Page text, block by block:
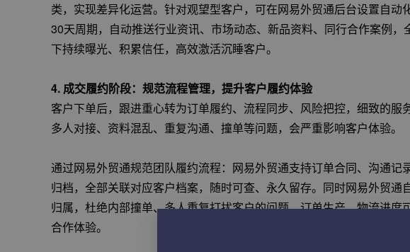
类，实现差异化运营。针对观望型客户，可在网易外贸通后台设置自动
30天周期，自动推送行业资讯、市场动态、新品资料、同行合作案例
下持续曝光、积累信任，高效激活沉睡客户。
4. 成交履约阶段：规范流程管理，提升客户履约体验
客户下单后，跟进重心转为订单履约、流程同步、风险把控，细致的服
多人对接、资料混乱、重复沟通、撞单等问题，会严重影响客户体验。
通过网易外贸通规范团队履约流程：网易外贸通支持订单合同、沟通
归档，全部关联对应客户档案，随时可查、永久留存。同时网易外贸通
归属，杜绝内部撞单、多人重复打扰客户的问题。订单生产、物流进
合作体验。